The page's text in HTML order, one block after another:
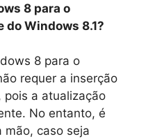
8 para o
do Windows 8.1?
8 para o
requer a inserção
pois a atualização
No entanto, é
mão, caso seja